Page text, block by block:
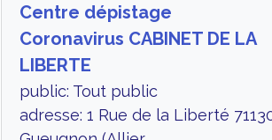
Centre dépistage
Coronavirus CABINET DE LA
LIBERTE
public: Tout public
adresse: 1 Rue de la Liberté